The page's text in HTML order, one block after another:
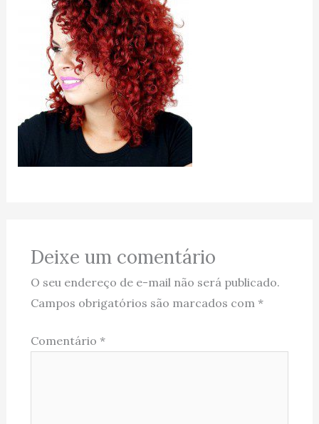
Deixe um comentário
O seu endereço de e-mail não será publicado.
Campos obrigatórios são marcados com *
Comentário *